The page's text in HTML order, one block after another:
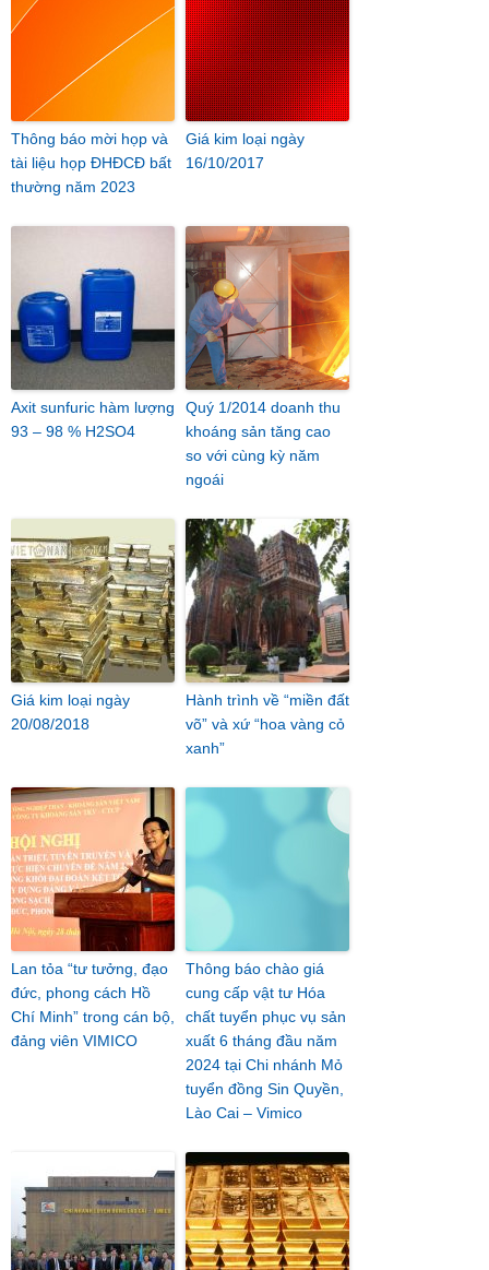
Thông báo mời họp và
tài liệu họp ĐHĐCĐ bất
thường năm 2023
Giá kim loại ngày
16/10/2017
Axit sunfuric hàm lượng
93 – 98 % H2SO4
Quý 1/2014 doanh thu
khoáng sản tăng cao
so với cùng kỳ năm
ngoái
Giá kim loại ngày
20/08/2018
Hành trình về “miền đất
võ” và xứ “hoa vàng cỏ
xanh”
Lan tỏa “tư tưởng, đạo
đức, phong cách Hồ
Chí Minh” trong cán bộ,
đảng viên VIMICO
Thông báo chào giá
cung cấp vật tư Hóa
chất tuyển phục vụ sản
xuất 6 tháng đầu năm
2024 tại Chi nhánh Mỏ
tuyển đồng Sin Quyền,
Lào Cai – Vimico